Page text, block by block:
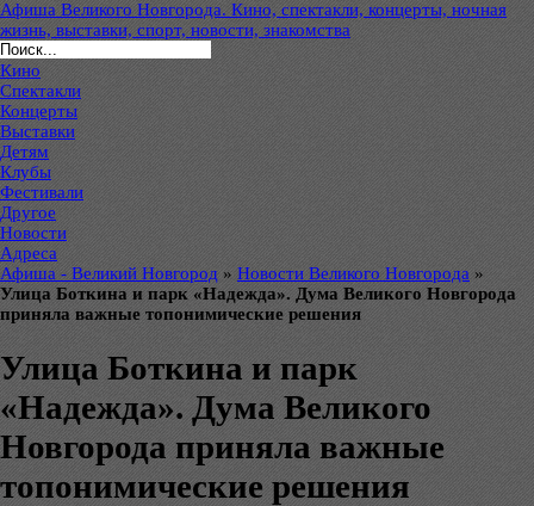
Афиша Великого Новгорода. Кино, спектакли, концерты, ночная
жизнь, выставки, спорт, новости, знакомства
Кино
Спектакли
Концерты
Выставки
Детям
Клубы
Фестивали
Другое
Новости
Адреса
Афиша - Великий Новгород » Новости Великого Новгорода »
Улица Боткина и парк «Надежда». Дума Великого Новгорода
приняла важные топонимические решения
Улица Боткина и парк
«Надежда». Дума Великого
Новгорода приняла важные
топонимические решения